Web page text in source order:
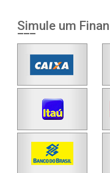
Simule um